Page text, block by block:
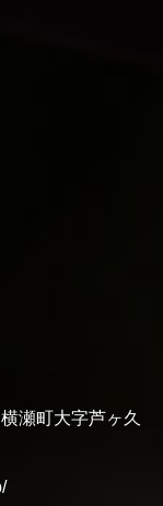
瀬町大字芦ヶ久